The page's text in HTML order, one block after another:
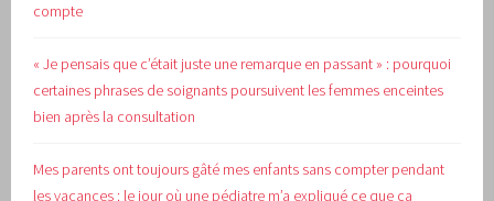
compte
« Je pensais que c’était juste une remarque en passant » : pourquoi
certaines phrases de soignants poursuivent les femmes enceintes
bien après la consultation
Mes parents ont toujours gâté mes enfants sans compter pendant
les vacances : le jour où une pédiatre m’a expliqué ce que ça